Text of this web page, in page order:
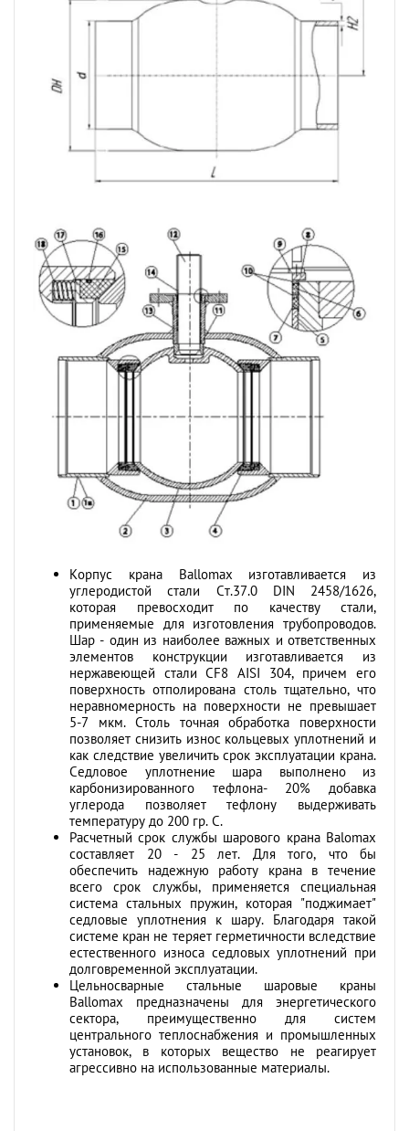
Корпус крана Ballomax изготавливается из
углеродистой стали Ст.37.0 DIN 2458/1626,
которая превосходит по качеству стали,
применяемые для изготовления трубопроводов.
Шар - один из наиболее важных и ответственных
элементов конструкции изготавливается из
нержавеющей стали CF8 AISI 304, причем его
поверхность отполирована столь тщательно, что
неравномерность на поверхности не превышает
5-7 мкм. Столь точная обработка поверхности
позволяет снизить износ кольцевых уплотнений и
как следствие увеличить срок эксплуатации крана.
Седловое уплотнение шара выполнено из
карбонизированного тефлона- 20% добавка
углерода позволяет тефлону выдерживать
температуру до 200 гр. С.
Расчетный срок службы шарового крана Balomax
составляет 20 - 25 лет. Для того, что бы
обеспечить надежную работу крана в течение
всего срок службы, применяется специальная
система стальных пружин, которая "поджимает"
седловые уплотнения к шару. Благодаря такой
системе кран не теряет герметичности вследствие
естественного износа седловых уплотнений при
долговременной эксплуатации.
Цельносварные стальные шаровые краны
Ballomax предназначены для энергетического
сектора, преимущественно для систем
центрального теплоснабжения и промышленных
установок, в которых вещество не реагирует
агрессивно на использованные материалы.